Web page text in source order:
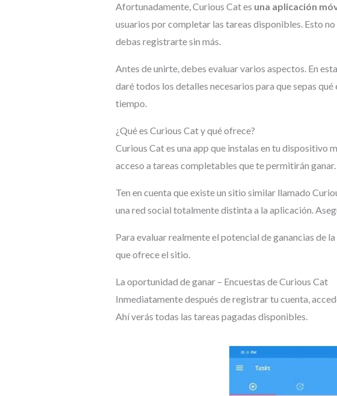
Afortunadamente, Curious Cat es una aplicación
usuarios por completar las tareas disponibles. Esto
debas registrarte sin más.
Antes de unirte, debes evaluar varios aspectos. En
daré todos los detalles necesarios para que sepas
tiempo.
¿Qué es Curious Cat y qué ofrece?
Curious Cat es una app que instalas en tu dispositivo
acceso a tareas completables que te permitirán ganar.
Ten en cuenta que existe un sitio similar llamado
una red social totalmente distinta a la aplicación.
Para evaluar realmente el potencial de ganancias de
que ofrece el sitio.
La oportunidad de ganar – Encuestas de Curious Cat
Inmediatamente después de registrar tu cuenta,
Ahí verás todas las tareas pagadas disponibles.